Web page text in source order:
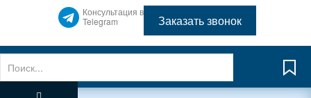
Консультация в
Telegram
Заказать звонок